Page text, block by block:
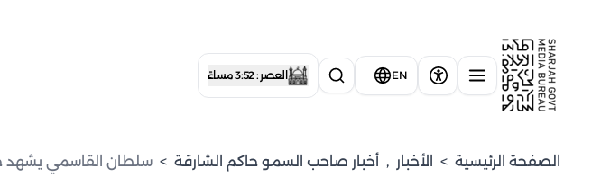
EN العصر : 3:52 مساءً
الصفحة الرئيسية > الأخبار , أخبار صاحب السمو حاكم الشارقة > سلطان القاسمي يشهد